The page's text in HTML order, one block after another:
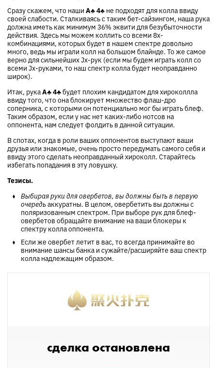
Сразу скажем, что наши A♣4♣ не подходят для колла ввиду
своей слабости. Сталкиваясь с таким бет-сайзингом, наша рука
должна иметь как минимум 36% эквити для безубыточности
действия. Здесь мы можем коллить со всеми 8x-
комбинациями, которых будет в нашем спектре довольно
много, ведь мы играли колл на большом блайнде. То же самое
верно для сильнейших Jx-рук (если мы будем играть колл со
всеми Jx-руками, то наш спектр колла будет неоправданно
широк).
Итак, рукаA♣4♣будет плохим кандидатом для хироколлла
ввиду того, что она блокирует множество флаш-дро
соперника, с которыми он потенциально мог бы играть блеф.
Таким образом, если у нас нет каких-либо нотсов на
оппонента, нам следует фолдить в данной ситуации.
В спотах, когда в роли ваших оппонентов выступают ваши
друзья или знакомые, очень просто передумать самого себя и
ввиду этого сделать неоправданный хироколл. Старайтесь
избегать попадания в эту ловушку.
Тезисы.
Выбирая руки для овербетов, вы должны быть в первую
очередьаккуратны. В целом, овербетить вы должны с
поляризованным спектром. При выборе рук для блеф-
овербетов обращайте внимание на ваши блокеры к
спектру колла оппонента.
Если же овербет летит в вас, то всегда принимайте во
внимание шансы банка и сужайте/расширяйте ваш спектр
колла надлежащим образом.
сделка остановлена